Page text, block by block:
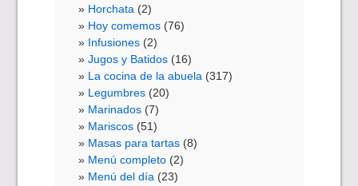
Horchata (2)
Hoy comemos (76)
Infusiones (2)
Jugos y Batidos (16)
La cocina de la abuela (317)
Legumbres (20)
Marinados (7)
Mariscos (51)
Masas para tartas (8)
Menú completo (2)
Menú del día (23)